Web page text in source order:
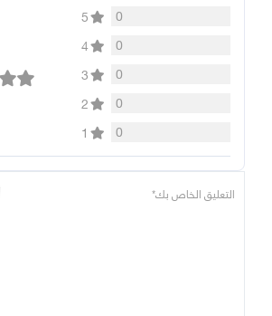
0
5
0
4
0
3
0
2
0
1